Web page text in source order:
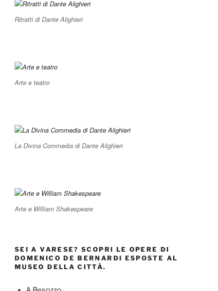
Ritratti di Dante Alighieri
Arte e teatro
La Divina Commedia di Dante Alighieri
Arte e William Shakespeare
SEI A VARESE? SCOPRI LE OPERE DI
DOMENICO DE BERNARDI ESPOSTE AL
MUSEO DELLA CITTÀ.